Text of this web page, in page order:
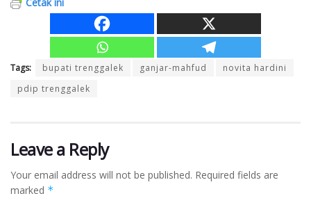
Tags: bupati trenggalek ganjar-mahfud
novita hardini
pdip trenggalek
Leave a Reply
Your email address will not be published. Required fields are
marked *